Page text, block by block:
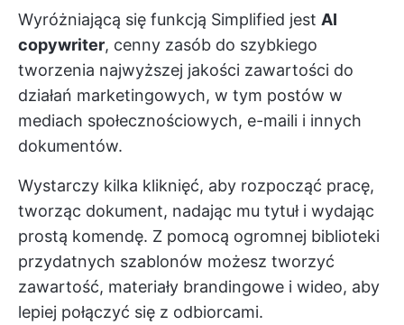
Wyróżniającą się funkcją Simplified jest AI
copywriter, cenny zasób do szybkiego
tworzenia najwyższej jakości zawartości do
działań marketingowych, w tym postów w
mediach społecznościowych, e-maili i innych
dokumentów.
Wystarczy kilka kliknięć, aby rozpocząć pracę,
tworząc dokument, nadając mu tytuł i wydając
prostą komendę. Z pomocą ogromnej biblioteki
przydatnych szablonów możesz tworzyć
zawartość, materiały brandingowe i wideo, aby
lepiej połączyć się z odbiorcami.